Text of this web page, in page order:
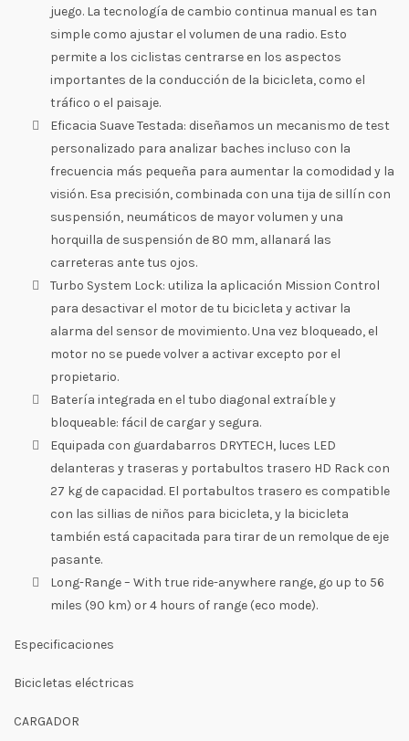
juego. La tecnología de cambio continua manual es tan
simple como ajustar el volumen de una radio. Esto
permite a los ciclistas centrarse en los aspectos
importantes de la conducción de la bicicleta, como el
tráfico o el paisaje.
Eficacia Suave Testada: diseñamos un mecanismo de test
personalizado para analizar baches incluso con la
frecuencia más pequeña para aumentar la comodidad y la
visión. Esa precisión, combinada con una tija de sillín con
suspensión, neumáticos de mayor volumen y una
horquilla de suspensión de 80 mm, allanará las
carreteras ante tus ojos.
Turbo System Lock: utiliza la aplicación Mission Control
para desactivar el motor de tu bicicleta y activar la
alarma del sensor de movimiento. Una vez bloqueado, el
motor no se puede volver a activar excepto por el
propietario.
Batería integrada en el tubo diagonal extraíble y
bloqueable: fácil de cargar y segura.
Equipada con guardabarros DRYTECH, luces LED
delanteras y traseras y portabultos trasero HD Rack con
27 kg de capacidad. El portabultos trasero es compatible
con las sillias de niños para bicicleta, y la bicicleta
también está capacitada para tirar de un remolque de eje
pasante.
Long-Range – With true ride-anywhere range, go up to 56
miles (90 km) or 4 hours of range (eco mode).
Especificaciones
Bicicletas eléctricas
CARGADOR